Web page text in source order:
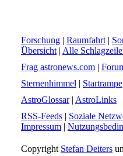
Forschung | Raumfahrt |
Übersicht | Alle
Frag astronews.com |
Sternenhimmel | Startrampe
AstroGlossar| AstroLinks
RSS-Feeds | Soziale
Impressum |
Copyright Stefan Deiters